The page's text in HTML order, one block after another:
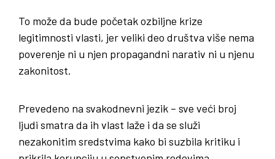
To može da bude početak ozbiljne krize
legitimnosti vlasti, jer veliki deo društva više nema
poverenje ni u njen propagandni narativ ni u njenu
zakonitost.
Prevedeno na svakodnevni jezik – sve veći broj
ljudi smatra da ih vlast laže i da se služi
nezakonitim sredstvima kako bi suzbila kritiku i